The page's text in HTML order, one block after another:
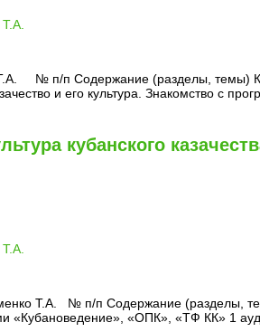
№ п/п Содержание (разделы, темы)
и его культура. Знакомство
кубанского
Т.А. № п/п Содержание
«Кубановедение», «ОПК», «ТФ КК» 1